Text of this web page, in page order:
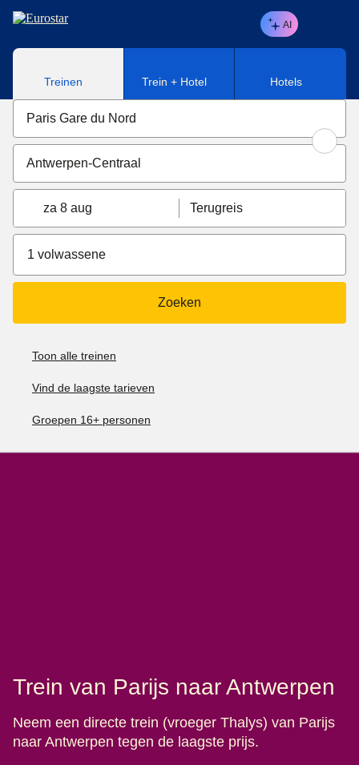
Naar hoofdinhoud
AI
Treinen Trein + Hotel Hotels
za 8 aug Terugreis
1 volwassene
Zoeken
Toon alle treinen
Vind de laagste tarieven
Groepen 16+ personen
Trein van Parijs naar Antwerpen
Neem een directe trein (vroeger Thalys) van Parijs
naar Antwerpen tegen de laagste prijs.